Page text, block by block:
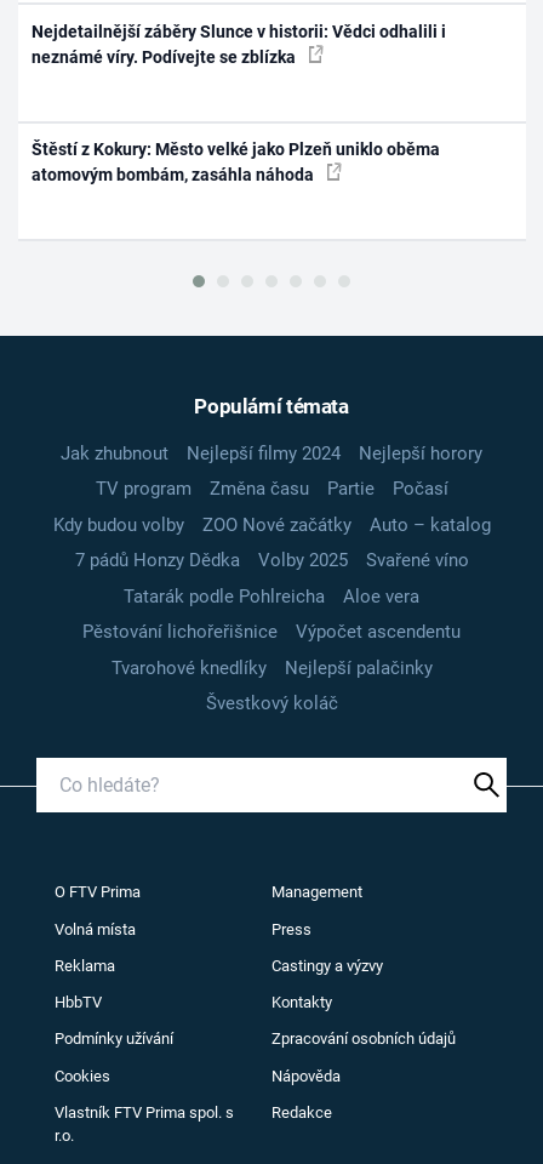
Nejdetailnější záběry Slunce v historii: Vědci odhalili i
neznámé víry. Podívejte se zblízka
Štěstí z Kokury: Město velké jako Plzeň uniklo oběma
atomovým bombám, zasáhla náhoda
Populární témata
Jak zhubnout Nejlepší filmy 2024
Nejlepší horory
TV program
Změna času Partie
Počasí
Kdy budou volby
ZOO Nové začátky
Auto – katalog
7 pádů Honzy Dědka
Volby 2025
Svařené víno
Tatarák podle Pohlreicha
Aloe vera
Pěstování lichořeřišnice
Výpočet ascendentu
Tvarohové knedlíky
Nejlepší palačinky
Švestkový koláč
O FTV Prima Management
Volná místa Press
Reklama Castingy a výzvy
HbbTV Kontakty
Podmínky užívání Zpracování osobních údajů
Cookies Nápověda
Vlastník FTV Prima spol. s
r.o.
Redakce